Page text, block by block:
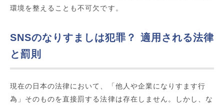
環境を整えることも不可欠です。
SNSのなりすましは犯罪？ 適用される法律
と罰則
現在の日本の法律において、「他人や企業になりすます行
為」そのものを直接罰する法律は存在しません。しかし、な